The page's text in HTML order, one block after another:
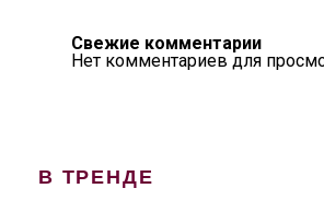
Свежие комментарии
Нет комментариев для
В ТРЕНДЕ